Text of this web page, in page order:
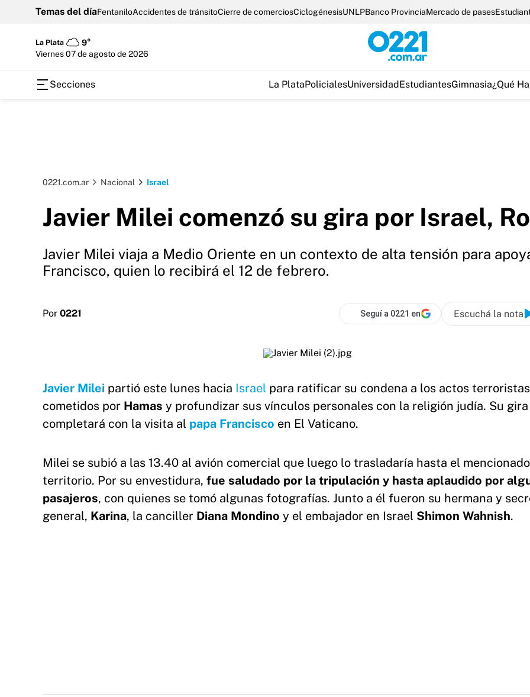
Temas del díaFentaniloAccidentes de tránsitoCierre de comerciosCiclogénesisUNLPBanco ProvinciaMercado de pases
La Plata
9°
viernes 07 de agosto de 2026
Secciones La PlataPolicialesUniversidadEstudiantesGimnasia¿Qué
0221.com.ar Nacional Israel
Javier Milei comenzó su gira por Israel,
Javier Milei viaja a Medio Oriente en un contexto de alta tensión para
Francisco, quien lo recibirá el 12 de febrero.
Por 0221 Seguí a 0221 en Escuchá la nota
Javier Milei partió este lunes hacia Israel para ratificar su condena a los actos terroristas
cometidos por Hamas y profundizar sus vínculos personales con la religión judía. Su gira
completará con la visita al papa Francisco en El Vaticano.
Milei se subió a las 13.40 al avión comercial que luego lo trasladaría hasta el mencionado
territorio. Por su envestidura, fue saludado por la tripulación y hasta aplaudido por
pasajeros, con quienes se tomó algunas fotografías. Junto a él fueron su hermana y
general, Karina, la canciller Diana Mondino y el embajador en Israel Shimon Wahnish.